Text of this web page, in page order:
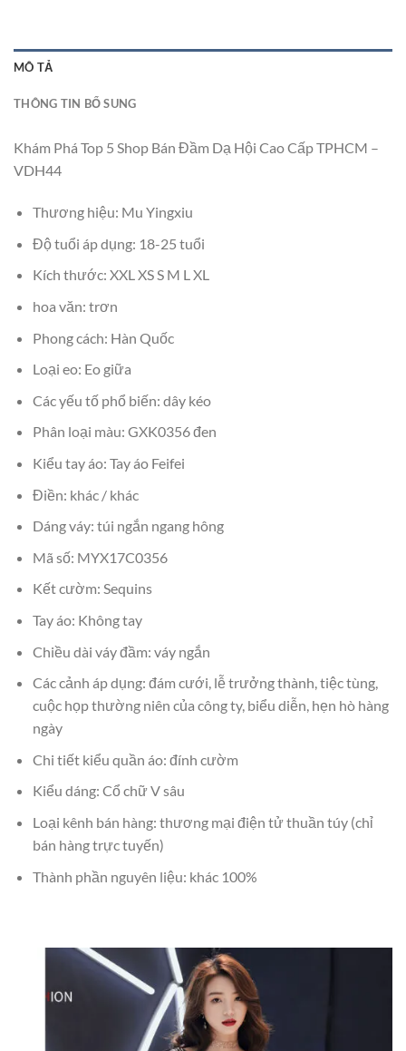
MÔ TẢ
THÔNG TIN BỔ SUNG
Khám Phá Top 5 Shop Bán Đầm Dạ Hội Cao Cấp TPHCM –
VDH44
Thương hiệu: Mu Yingxiu
Độ tuổi áp dụng: 18-25 tuổi
Kích thước: XXL XS S M L XL
hoa văn: trơn
Phong cách: Hàn Quốc
Loại eo: Eo giữa
Các yếu tố phổ biến: dây kéo
Phân loại màu: GXK0356 đen
Kiểu tay áo: Tay áo Feifei
Điền: khác / khác
Dáng váy: túi ngắn ngang hông
Mã số: MYX17C0356
Kết cườm: Sequins
Tay áo: Không tay
Chiều dài váy đầm: váy ngắn
Các cảnh áp dụng: đám cưới, lễ trưởng thành, tiệc tùng,
cuộc họp thường niên của công ty, biểu diễn, hẹn hò hàng
ngày
Chi tiết kiểu quần áo: đính cườm
Kiểu dáng: Cổ chữ V sâu
Loại kênh bán hàng: thương mại điện tử thuần túy (chỉ
bán hàng trực tuyến)
Thành phần nguyên liệu: khác 100%